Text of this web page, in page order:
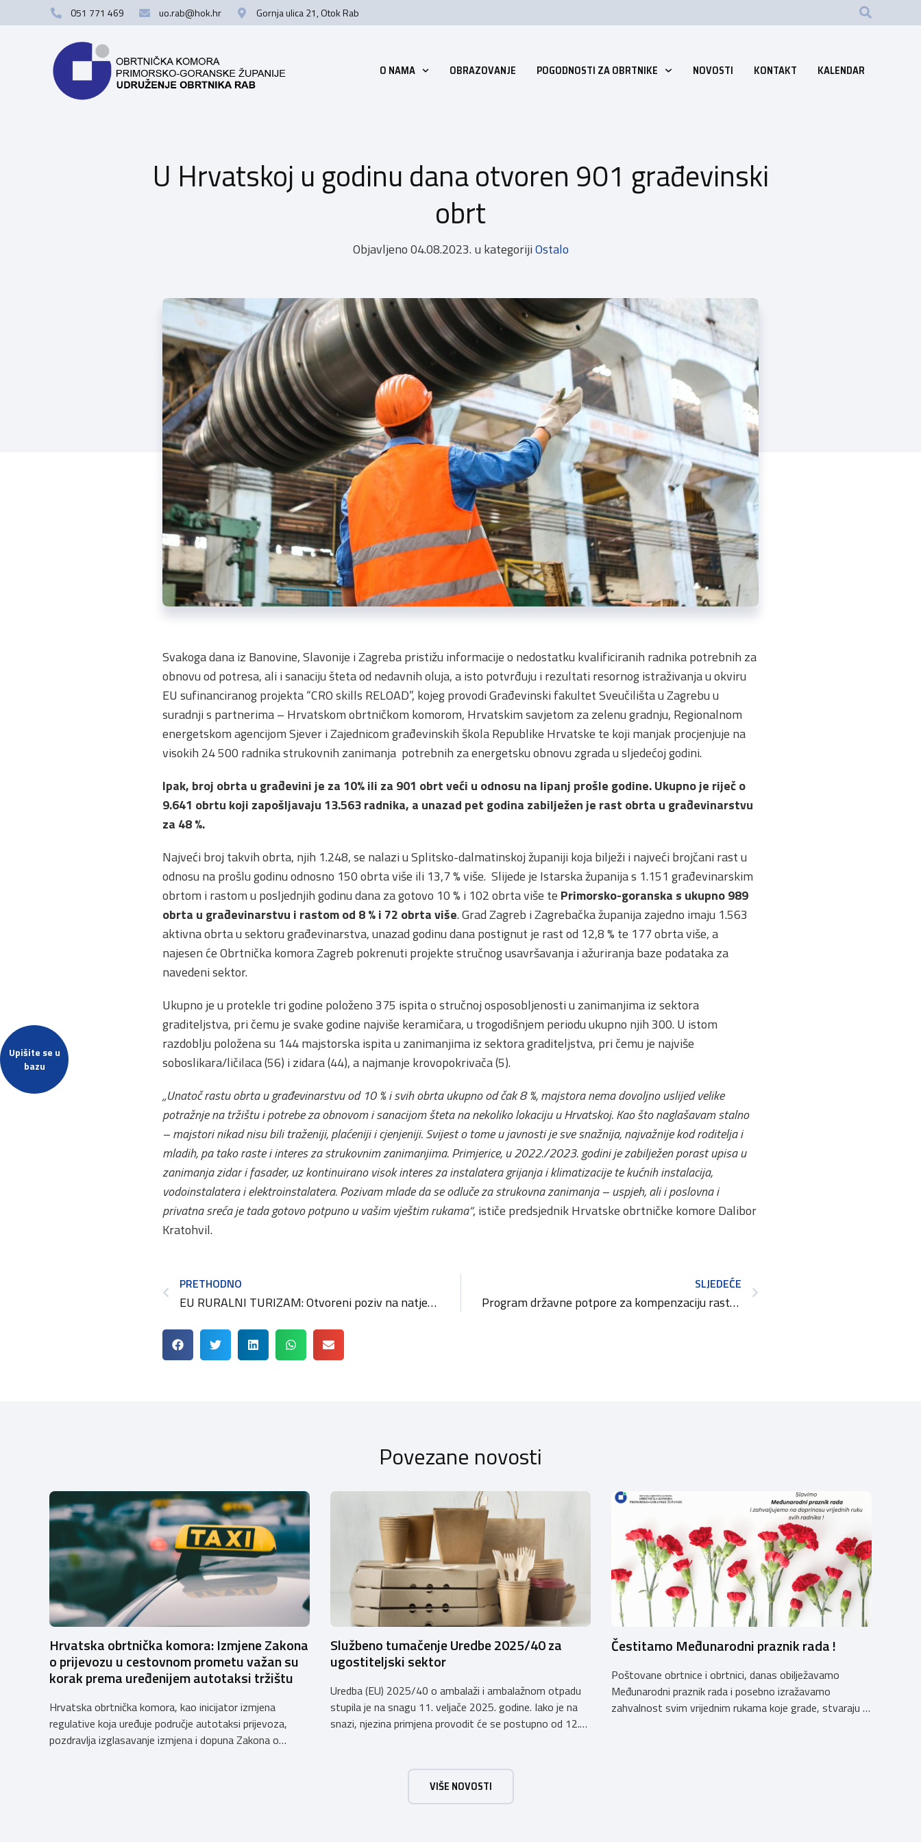
Upišite se u
bazu
051 771 469 uo.rab@hok.hr Gornja ulica 21, Otok Rab
O NAMA OBRAZOVANJE POGODNOSTI ZA OBRTNIKE NOVOSTI KONTAKT KALENDAR
U Hrvatskoj u godinu dana otvoren 901 građevinski
obrt
Objavljeno04.08.2023. u kategorijiOstalo
Svakoga dana iz Banovine, Slavonije i Zagreba pristižu informacije o nedostatku kvalificiranih radnika potrebnih za
obnovu od potresa, ali i sanaciju šteta od nedavnih oluja, a isto potvrđuju i rezultati resornog istraživanja u okviru
EU sufinanciranog projekta “CRO skills RELOAD”, kojeg provodi Građevinski fakultet Sveučilišta u Zagrebu u
suradnji s partnerima – Hrvatskom obrtničkom komorom, Hrvatskim savjetom za zelenu gradnju, Regionalnom
energetskom agencijom Sjever i Zajednicom građevinskih škola Republike Hrvatske te koji manjak procjenjuje na
visokih 24 500 radnika strukovnih zanimanja potrebnih za energetsku obnovu zgrada u sljedećoj godini.
Ipak, broj obrta u građevini je za 10% ili za 901 obrt veći u odnosu na lipanj prošle godine. Ukupno je riječ o
9.641 obrtu koji zapošljavaju 13.563 radnika, a unazad pet godina zabilježen je rast obrta u građevinarstvu
za 48 %.
Najveći broj takvih obrta, njih 1.248, se nalazi u Splitsko-dalmatinskoj županiji koja bilježi i najveći brojčani rast u
odnosu na prošlu godinu odnosno 150 obrta više ili 13,7 % više. Slijede je Istarska županija s 1.151 građevinarskim
obrtom i rastom u posljednjih godinu dana za gotovo 10 % i 102 obrta više te Primorsko-goranska s ukupno 989
obrta u građevinarstvu i rastom od 8 % i 72 obrta više. Grad Zagreb i Zagrebačka županija zajedno imaju 1.563
aktivna obrta u sektoru građevinarstva, unazad godinu dana postignut je rast od 12,8 % te 177 obrta više, a
najesen će Obrtnička komora Zagreb pokrenuti projekte stručnog usavršavanja i ažuriranja baze podataka za
navedeni sektor.
Ukupno je u protekle tri godine položeno 375 ispita o stručnoj osposobljenosti u zanimanjima iz sektora
graditeljstva, pri čemu je svake godine najviše keramičara, u trogodišnjem periodu ukupno njih 300. U istom
razdoblju položena su 144 majstorska ispita u zanimanjima iz sektora graditeljstva, pri čemu je najviše
soboslikara/ličilaca (56) i zidara (44), a najmanje krovopokrivača (5).
„Unatoč rastu obrta u građevinarstvu od 10 % i svih obrta ukupno od čak 8 %, majstora nema dovoljno uslijed velike
potražnje na tržištu i potrebe za obnovom i sanacijom šteta na nekoliko lokaciju u Hrvatskoj. Kao što naglašavam stalno
– majstori nikad nisu bili traženiji, plaćeniji i cjenjeniji. Svijest o tome u javnosti je sve snažnija, najvažnije kod roditelja i
mladih, pa tako raste i interes za strukovnim zanimanjima. Primjerice, u 2022./2023. godini je zabilježen porast upisa u
zanimanja zidar i fasader, uz kontinuirano visok interes za instalatera grijanja i klimatizacije te kućnih instalacija,
vodoinstalatera i elektroinstalatera. Pozivam mlade da se odluče za strukovna zanimanja – uspjeh, ali i poslovna i
privatna sreća je tada gotovo potpuno u vašim vještim rukama“, ističe predsjednik Hrvatske obrtničke komore Dalibor
Kratohvil.
PRETHODNO
EU RURALNI TURIZAM: Otvoreni poziv na natječaj za MSP-ove koji se bave turizmom
SLJEDEĆE
Program državne potpore za kompenzaciju rasta troškova proizvodnje u sektorima stočarske i biljne proizvodnje
Povezane novosti
Hrvatska obrtnička komora: Izmjene Zakona
o prijevozu u cestovnom prometu važan su
korak prema uređenijem autotaksi tržištu
Hrvatska obrtnička komora, kao inicijator izmjena
regulative koja uređuje područje autotaksi prijevoza,
pozdravlja izglasavanje izmjena i dopuna Zakona o
Službeno tumačenje Uredbe 2025/40 za
ugostiteljski sektor
Uredba (EU) 2025/40 o ambalaži i ambalažnom otpadu
stupila je na snagu 11. veljače 2025. godine. Iako je na
snazi, njezina primjena provodit će se postupno od 12.
tranzicije službeno tumačenje Uredbe te njen utjecaj na
ugostiteljski sektor. Tumačenje prenosimo u cijelosti: […]
Čestitamo Međunarodni praznik rada !
Poštovane obrtnice i obrtnici, danas obilježavamo
Međunarodni praznik rada i posebno izražavamo
zahvalnost svim vrijednim rukama koje grade, stvaraju i
VIŠE NOVOSTI